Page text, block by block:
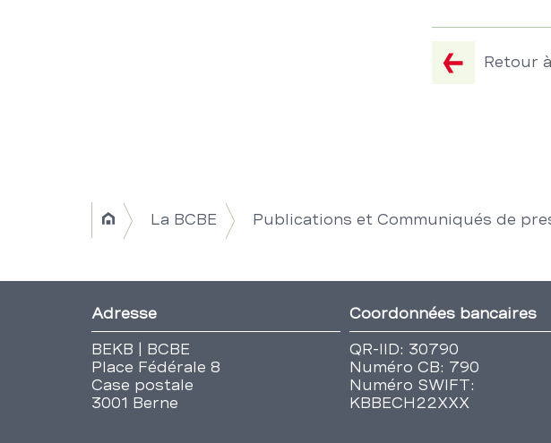
Retour
Breadcrumb
|
Title
Home
La BCBE Publications et Communiqués de
Fusszeile
Adresse
BEKB | BCBE
Place Fédérale 8
Case postale
3001 Berne
Coordonnées bancaires
QR-IID: 30790
Numéro CB: 790
Numéro SWIFT:
KBBECH22XXX